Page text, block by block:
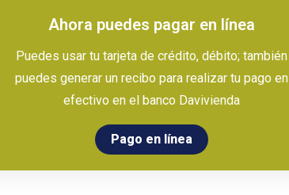
Ahora puedes pagar en línea
Puedes usar tu tarjeta de crédito, débito; también
puedes generar un recibo para realizar tu pago en
efectivo en el banco Davivienda
Pago en línea